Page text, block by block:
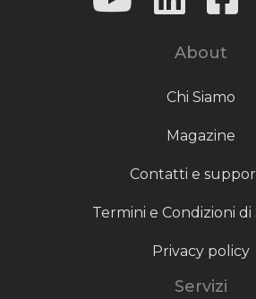
About
Chi Siamo
Magazine
Contatti e
Termini e Condizioni di
Privacy policy
Servizi